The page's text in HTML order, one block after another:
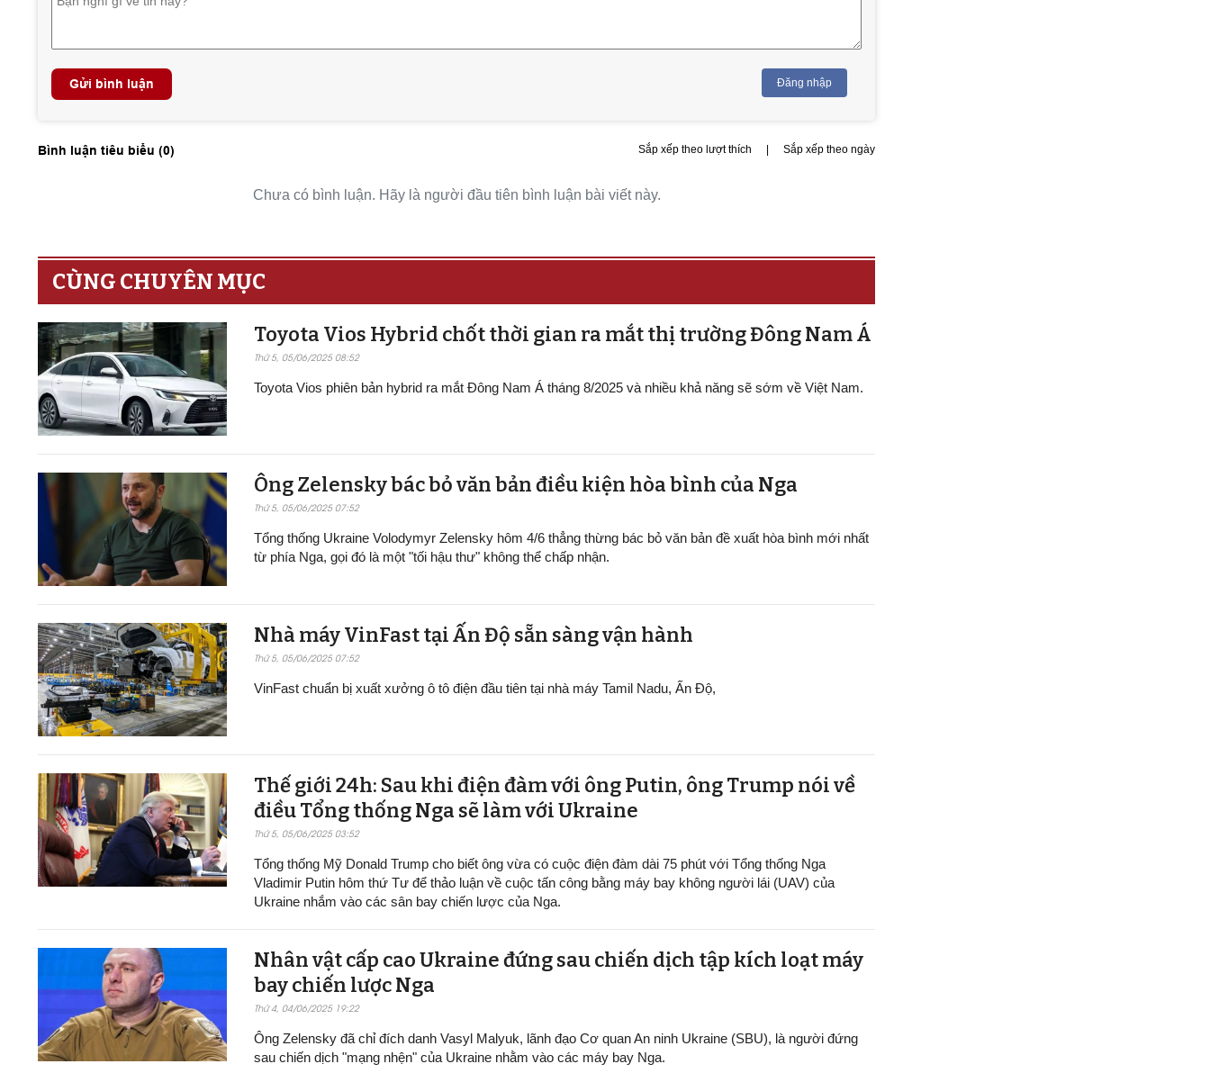
Gửi bình luận Đăng nhập
Bình luận tiêu biểu (0) Sắp xếp theo lượt thích Sắp xếp theo ngày
Chưa có bình luận. Hãy là người đầu tiên bình luận bài viết này.
CÙNG CHUYÊN MỤC
Toyota Vios Hybrid chốt thời gian ra mắt thị trường Đông Nam Á
Thứ 5, 05/06/2025 08:52
Toyota Vios phiên bản hybrid ra mắt Đông Nam Á tháng 8/2025 và nhiều khả năng sẽ sớm về Việt Nam.
Ông Zelensky bác bỏ văn bản điều kiện hòa bình của Nga
Thứ 5, 05/06/2025 07:52
Tổng thống Ukraine Volodymyr Zelensky hôm 4/6 thẳng thừng bác bỏ văn bản đề xuất hòa bình mới nhất
từ phía Nga, gọi đó là một "tối hậu thư" không thể chấp nhận.
Nhà máy VinFast tại Ấn Độ sẵn sàng v​​​​​​​ận hành
Thứ 5, 05/06/2025 07:52
VinFast chuẩn bị xuất xưởng ô tô điện đầu tiên tại nhà máy Tamil Nadu, Ấn Độ,
Thế giới 24h: Sau khi điện đàm với ông Putin, ông Trump nói về
điều Tổng thống Nga sẽ làm với Ukraine
Thứ 5, 05/06/2025 03:52
Tổng thống Mỹ Donald Trump cho biết ông vừa có cuộc điện đàm dài 75 phút với Tổng thống Nga
Vladimir Putin hôm thứ Tư để thảo luận về cuộc tấn công bằng máy bay không người lái (UAV) của
Ukraine nhắm vào các sân bay chiến lược của Nga.
Nhân vật cấp cao Ukraine đứng sau chiến dịch tập kích loạt máy
bay chiến lược Nga
Thứ 4, 04/06/2025 19:22
Ông Zelensky đã chỉ đích danh Vasyl Malyuk, lãnh đạo Cơ quan An ninh Ukraine (SBU), là người đứng
sau chiến dịch "mạng nhện" của Ukraine nhằm vào các máy bay Nga.